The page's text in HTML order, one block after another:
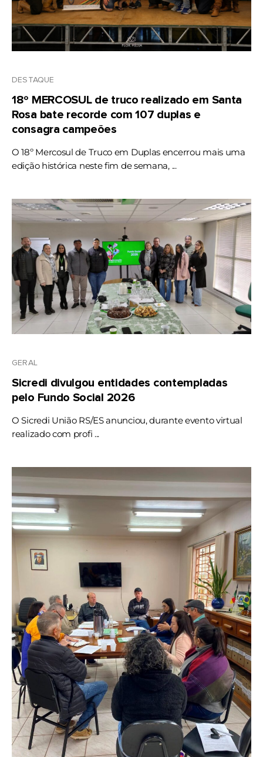
DESTAQUE
18º MERCOSUL de truco realizado em Santa
Rosa bate recorde com 107 duplas e
consagra campeões
O 18º Mercosul de Truco em Duplas encerrou mais uma
edição histórica neste fim de semana, ...
GERAL
Sicredi divulgou entidades contempladas
pelo Fundo Social 2026
O Sicredi União RS/ES anunciou, durante evento virtual
realizado com profi ...